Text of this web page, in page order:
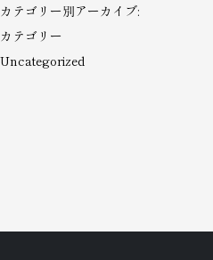
カテゴリー別アーカイブ:
カテゴリー
Uncategorized